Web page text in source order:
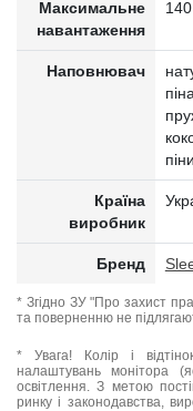
Максимальне
навантаження
140
Наповнювач
Країна
виробник
Бренд
* Згідно ЗУ "Про захист
та поверненню не
* Увага! Колір і
налаштувань монітора
освітлення. З метою
ринку і законодавства,